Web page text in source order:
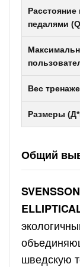
педалями
Вес
Размеры
Общий
шведскую